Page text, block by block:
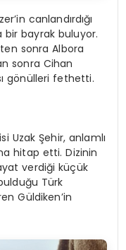
canlandırdığı
bayrak buluyor.
sonra Albora
sonra Cihan
gönülleri fethetti.
Uzak Şehir, anlamlı
hitap etti. Dizinin
verdiği küçük
Türk
Güldiken’in